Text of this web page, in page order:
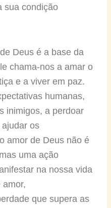
sua condição
Deus é a base da
chama-nos a amar o
e a viver em paz.
humanas,
inimigos, a perdoar
os
amor de Deus não é
uma ação
na nossa vida
amor,
que supera as